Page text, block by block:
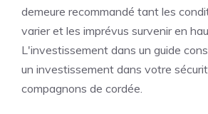
demeure recommandé tant les
varier et les imprévus survenir en
L'investissement dans un guide
un investissement dans votre
compagnons de cordée.